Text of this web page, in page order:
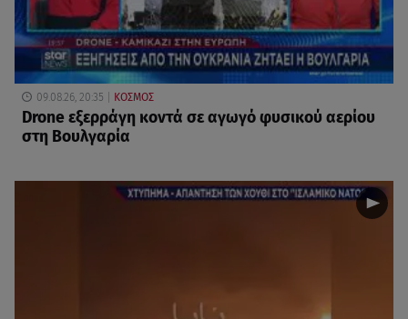
09.08.26, 20:35 ΚΟΣΜΟΣ
Drone εξερράγη κοντά σε αγωγό φυσικού αερίου
στη Βουλγαρία